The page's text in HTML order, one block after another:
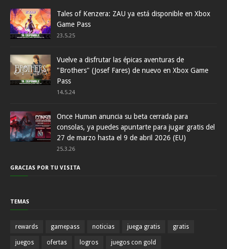
Tales of Kenzera: ZAU ya está disponible en Xbox
Game Pass
23.5.25
Vuelve a disfrutar las épicas aventuras de
"Brothers" (Josef Fares) de nuevo en Xbox Game
Pass
14.5.24
Once Human anuncia su beta cerrada para
consolas, ya puedes apuntarte para jugar gratis del
27 de marzo hasta el 9 de abril 2026 (EU)
25.3.26
GRACIAS POR TU VISITA
TEMAS
rewards gamepass noticias juega gratis gratis
juegos ofertas logros juegos con gold